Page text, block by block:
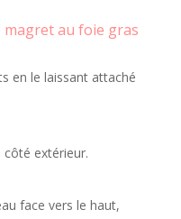
magret au foie gras
en le laissant attaché
côté extérieur.
face vers le haut,